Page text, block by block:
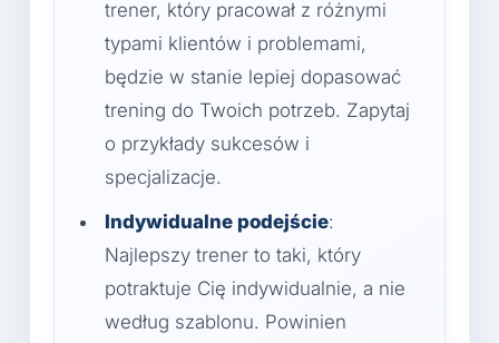
trener, który pracował z różnymi
typami klientów i problemami,
będzie w stanie lepiej dopasować
trening do Twoich potrzeb. Zapytaj
o przykłady sukcesów i
specjalizacje.
Indywidualne podejście:
Najlepszy trener to taki, który
potraktuje Cię indywidualnie, a nie
według szablonu. Powinien